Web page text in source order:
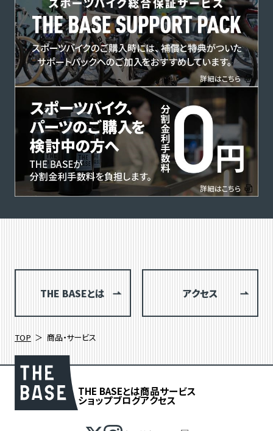
THE BASEとは アクセス
TOP 商品・サービス
THE BASEとは商品サービス
ショップブログアクセス